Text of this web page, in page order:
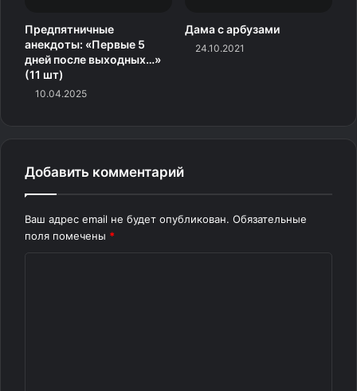
Предпятничные
анекдоты: «Первые 5
дней после выходных…»
(11 шт)
10.04.2025
Дама с арбузами
24.10.2021
Добавить комментарий
Ваш адрес email не будет опубликован. Обязательные
поля помечены *